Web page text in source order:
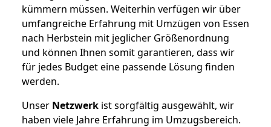
kümmern müssen. Weiterhin verfügen wir über
umfangreiche Erfahrung mit Umzügen von Essen
nach Herbstein mit jeglicher Größenordnung
und können Ihnen somit garantieren, dass wir
für jedes Budget eine passende Lösung finden
werden.
Unser Netzwerk ist sorgfältig ausgewählt, wir
haben viele Jahre Erfahrung im Umzugsbereich.